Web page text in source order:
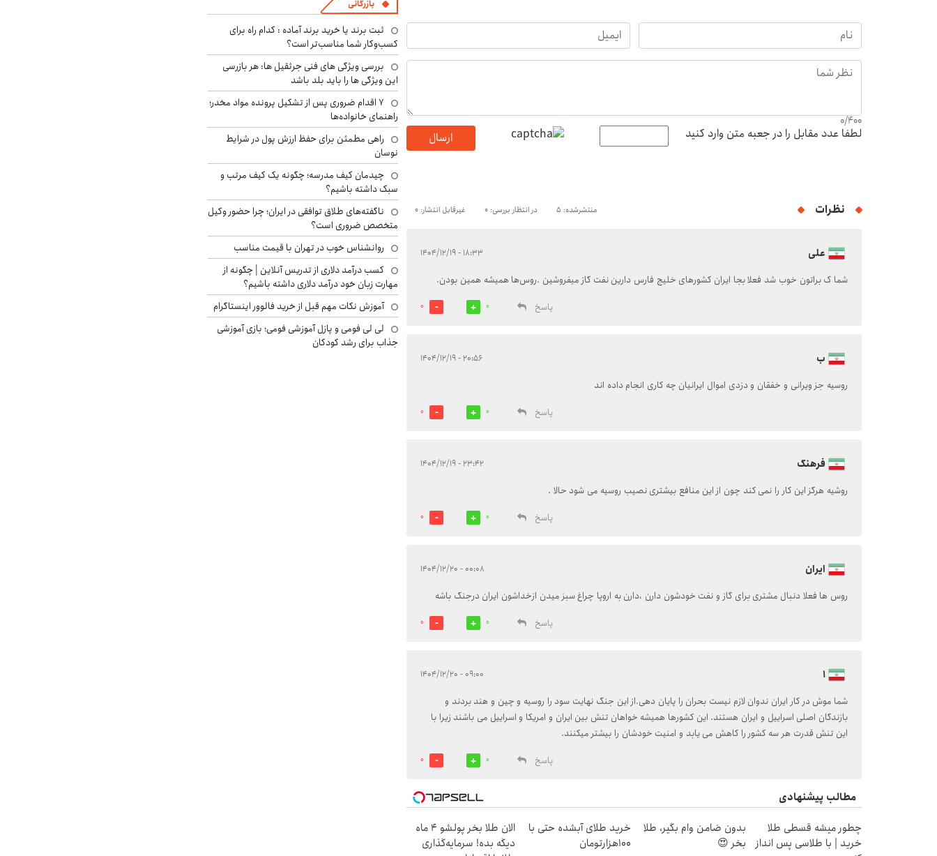
0/400
لطفا عدد مقابل را در جعبه متن وارد کنید ارسال
نظرات منتشرشده: 5 در انتظار بررسی: 0 غیرقابل انتشار: 0
علی ۱۸:۳۳ - ۱۴۰۴/۱۲/۱۹
شما ک براتون خوب شد فعلا بجا ایران کشورهای خلیج فارس دارین نفت گاز میفروشین .روس‌ها همیشه همین بودن.
پاسخ
0
0
ب ۲۰:۵۶ - ۱۴۰۴/۱۲/۱۹
روسیه جز ویرانی و خفقان و دزدی اموال ایرانیان چه کاری انجام داده اند
پاسخ
0
0
فرهنگ ۲۳:۴۲ - ۱۴۰۴/۱۲/۱۹
روشیه هرگز این کار را نمی کند چون از این منافع بیشتری نصیب روسیه می شود حالا .
پاسخ
0
0
ایران ۰۰:۰۸ - ۱۴۰۴/۱۲/۲۰
روس ها فعلا دنبال مشتری برای گاز و نفت خودشون دارن ،دارن به اروپا چراغ سبز میدن ازخداشون ایران درجنگ باشه
پاسخ
0
0
1 ۰۹:۰۰ - ۱۴۰۴/۱۲/۲۰
شما موش در کار ایران ندوان لازم نیست بحران را پایان دهی.از این جنگ نهایت سود را روسیه و چین و هند بردند و
بازندگان اصلی اسراییل و ایران هستند. این کشورها همیشه خواهان تنش بین ایران و امریکا و اسراییل می باشند زیرا با
این تنش قدرت هر سه کشور را کاهش می یابد و امنیت خودشان را بیشتر میکنند.
پاسخ
0
0
مطالب پیشنهادی
چطور میشه قسطی طلا
خرید | با طلاسی پس انداز
بدون ضامن وام بگیر، طلا
بخر 😍
خرید طلای آبشده حتی با
۱۰۰هزارتومان
الان طلا بخر پولشو 4 ماه
دیگه بده! سرمایه‌گذاری
بازرگانی
ثبت برند یا خرید برند آماده : کدام راه برای
کسب‌وکار شما مناسب‌تر است؟
بررسی ویژگی های فنی جرثقیل ها: هر بازرسی
این ویژگی ها را باید بلد باشد
۷ اقدام ضروری پس از تشکیل پرونده مواد مخدر؛
راهنمای خانواده‌ها
راهی مطمئن برای حفظ ارزش پول در شرایط
نوسان
چیدمان کیف مدرسه؛ چگونه یک کیف مرتب و
سبک داشته باشیم؟
ناگفته‌های طلاق توافقی در ایران؛ چرا حضور وکیل
متخصص ضروری است؟
روانشناس خوب در تهران با قیمت مناسب
کسب درآمد دلاری از تدریس آنلاین | چگونه از
مهارت زبان خود درآمد دلاری داشته باشیم؟
آموزش نکات مهم قبل از خرید فالوور اینستاگرام
لی لی فومی و پازل آموزشی فومی؛ بازی آموزشی
جذاب برای رشد کودکان